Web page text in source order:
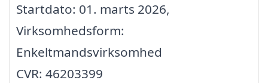
Startdato: 01. marts 2026,
Virksomhedsform:
Enkeltmandsvirksomhed
CVR: 46203399